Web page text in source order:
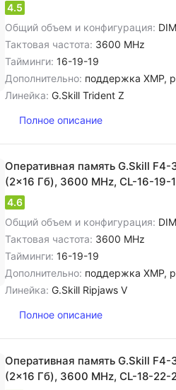
4.5
Общий объем и конфигурация:
Тактовая частота: 3600 MHz
Тайминги: 16-19-19
Дополнительно: поддержка XMP,
Линейка: G.Skill Trident Z
Полное описание
Оперативная память G.Skill
(2x16 Гб), 3600 MHz, CL-16-19-
4.6
Общий объем и конфигурация:
Тактовая частота: 3600 MHz
Тайминги: 16-19-19
Дополнительно: поддержка XMP,
Линейка: G.Skill Ripjaws V
Полное описание
Оперативная память G.Skill
(2x16 Гб), 3600 MHz, CL-18-22-